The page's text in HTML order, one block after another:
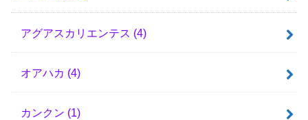
アグアスカリエンテス (4)
オアハカ (4)
カンクン (1)